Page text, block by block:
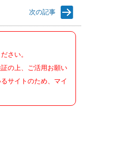
次の記事
さい。
の上、ご活用お願い
サイトのため、マイ